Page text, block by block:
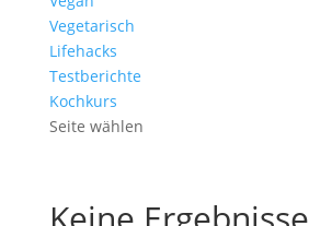
Vegetarisch
Lifehacks
Testberichte
Kochkurs
Seite wählen